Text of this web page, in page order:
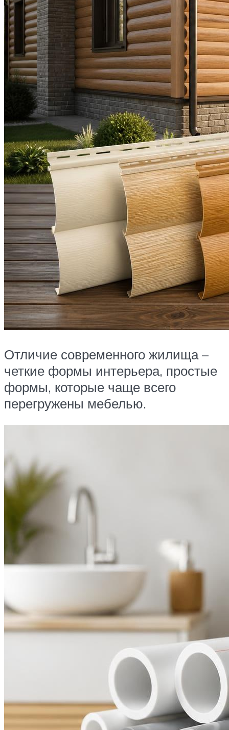
Отличие современного жилища –
четкие формы интерьера, простые
формы, которые чаще всего
перегружены мебелью.